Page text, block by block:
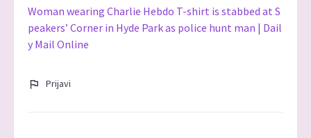
Woman wearing Charlie Hebdo T-shirt is stabbed at S
peakers’ Corner in Hyde Park as police hunt man | Dail
y Mail Online
Prijavi